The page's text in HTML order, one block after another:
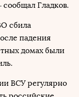
сообщал Гладков.
сбила
падения
домах были
ВСУ регулярно